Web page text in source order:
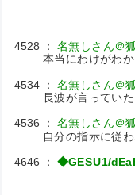
j//////////￣
.ﾒミ
4528 ：名無しさん＠
本当にわけがわ
4534 ：名無しさん＠
長波が言ってい
4536 ：名無しさん＠
自分の指示に従
4646 ：◆GESU1/
,＞''